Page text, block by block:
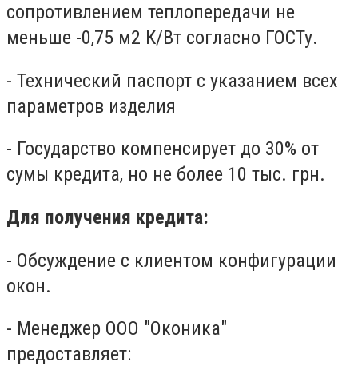
сопротивлением теплопередачи не
меньше -0,75 м2 К/Вт согласно ГОСТу.
- Технический паспорт с указанием всех
параметров изделия
- Государство компенсирует до 30% от
сумы кредита, но не более 10 тыс. грн.
Для получения кредита:
- Обсуждение с клиентом конфигурации
окон.
- Менеджер ООО "Оконика"
предоставляет: